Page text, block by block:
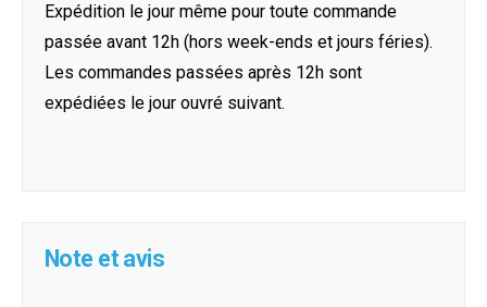
Expédition le jour même pour toute commande
passée avant 12h (hors week-ends et jours féries).
Les commandes passées après 12h sont
expédiées le jour ouvré suivant.
Note et avis